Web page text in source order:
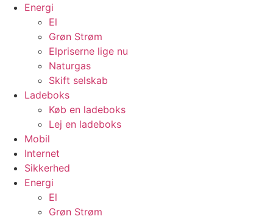
Energi
El
Grøn Strøm
Elpriserne lige nu
Naturgas
Skift selskab
Ladeboks
Køb en ladeboks
Lej en ladeboks
Mobil
Internet
Sikkerhed
Energi
El
Grøn Strøm